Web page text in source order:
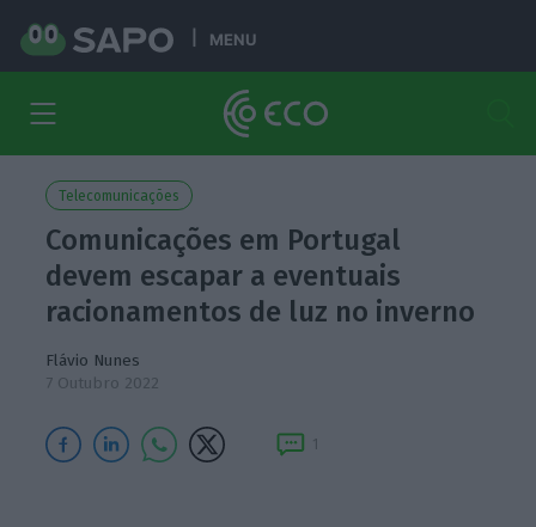
MENU
Telecomunicações
Comunicações em Portugal
devem escapar a eventuais
racionamentos de luz no inverno
Flávio Nunes
7 Outubro 2022
1